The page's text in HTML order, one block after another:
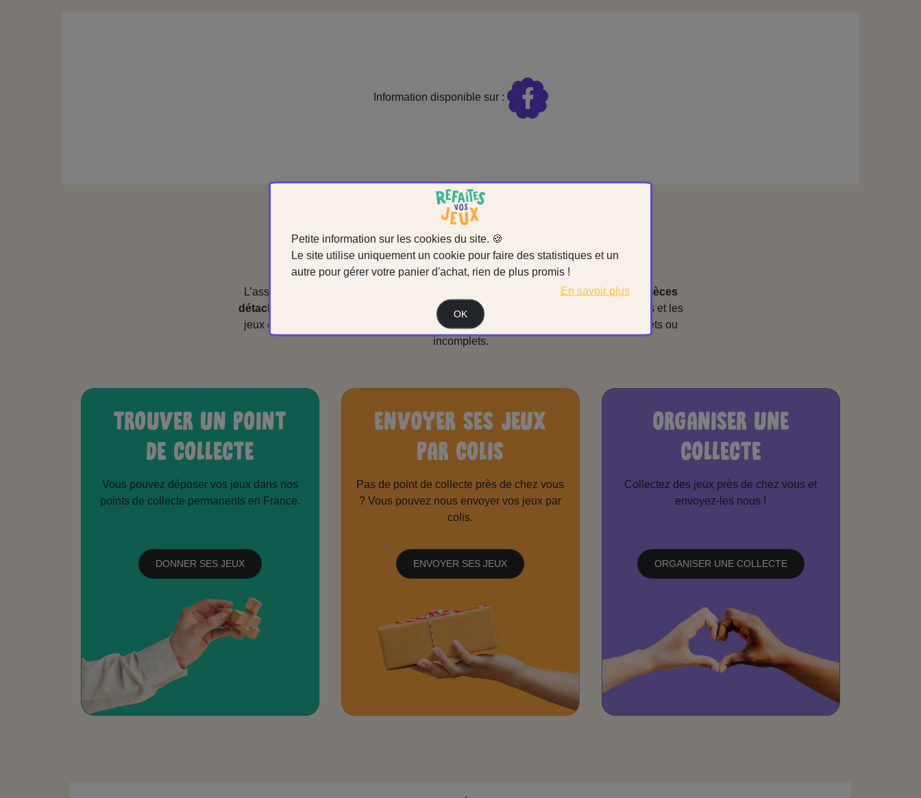
Petite information sur les cookies du site. 🍪
Le site utilise uniquement un cookie pour faire des statistiques et un
autre pour gérer votre panier d'achat, rien de plus promis !
En savoir plus
OK
Information disponible sur :
DONNERSES JEUX
L’association récupère les jeux de société complets et incomplets ainsi queles pièces
détachées
(pions, dés, sabliers…). Nous récupérons également les puzzles complets et les
jeux éducatifs en boîte carton (pour apprendre à lire, compter…), qu’ils soient complets ou
incomplets.
TROUVER UN POINT
DE COLLECTE
Vous pouvez déposer vos jeux dans nos
points de collecte permanents en France.
DONNER SES JEUX
ENVOYER SES JEUX
PAR COLIS
Pas de point de collecte près de chez vous
? Vous pouvez nous envoyer vos jeux par
colis.
ENVOYER SES JEUX
ORGANISER UNE
COLLECTE
Collectez des jeux près de chez vous et
envoyez-les nous !
ORGANISER UNE COLLECTE